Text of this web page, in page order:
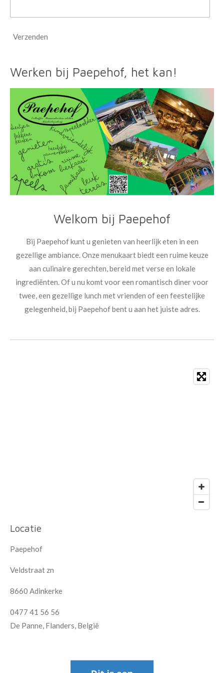
Verzenden
Werken bij Paepehof, het kan!
Welkom bij Paepehof
Bij Paepehof kunt u genieten van heerlijk eten in een
gezellige ambiance. Onze menukaart biedt een ruime keuze
aan culinaire gerechten, bereid met verse en lokale
ingrediënten. Of u nu komt voor een romantisch diner voor
twee, een gezellige lunch met vrienden of een feestelijke
gelegenheid, bij Paepehof bent u aan het juiste adres.
Locatie
Paepehof
Veldstraat zn
8660 Adinkerke
0477 41 56 56
De Panne, Flanders, België